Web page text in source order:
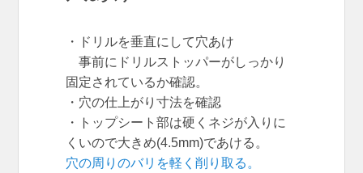
・ドリルを垂直にして穴あけ
事前にドリルストッパーがしっかり
固定されているか確認。
・穴の仕上がり寸法を確認
・トップシート部は硬くネジが入りに
くいので大きめ(4.5mm)であける。
穴の周りのバリを軽く削り取る。